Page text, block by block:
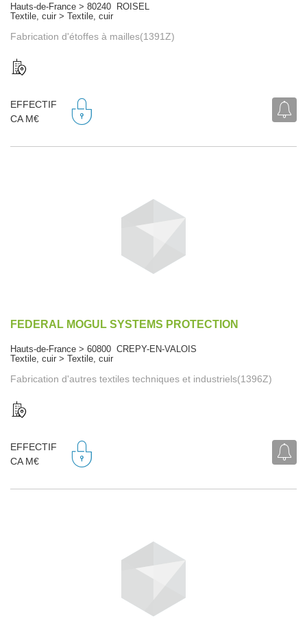
Hauts-de-France > 80240 ROISEL
Textile, cuir > Textile, cuir
Fabrication d'étoffes à mailles(1391Z)
EFFECTIF
CA M€
FEDERAL MOGUL SYSTEMS PROTECTION
Hauts-de-France > 60800 CREPY-EN-VALOIS
Textile, cuir > Textile, cuir
Fabrication d'autres textiles techniques et industriels(1396Z)
EFFECTIF
CA M€